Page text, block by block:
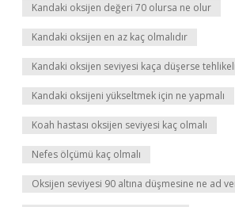
Kandaki oksijen değeri 70 olursa ne olur
Kandaki oksijen en az kaç olmalıdır
Kandaki oksijen seviyesi kaça düşerse tehlikeli
Kandaki oksijeni yükseltmek için ne yapmalı
Koah hastası oksijen seviyesi kaç olmalı
Nefes ölçümü kaç olmalı
Oksijen seviyesi 90 altına düşmesine ne ad